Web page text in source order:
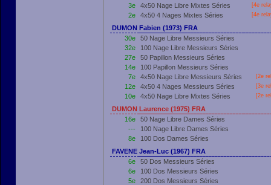
3e 4x50 Nage Libre Mixtes Séries [4e
2e 4x50 4 Nages Mixtes Séries [4e
DUMON Fabien (1973) FRA
30e
50 Nage Libre Messieurs Séries
32e
100 Nage Libre Messieurs Séries
27e
50 Papillon Messieurs Séries
14e
100 Papillon Messieurs Séries
7e
4x50 Nage Libre Messieurs Séries [2e
12e 4x50 4 Nages Messieurs Séries [3e
10e 4x50 Nage Libre Mixtes Séries [2e
DUMON Laurence (1975) FRA
16e
50 Nage Libre Dames Séries
---
100 Nage Libre Dames Séries
8e
100 Dos Dames Séries
FAVENE Jean-Luc (1967) FRA
6e
50 Dos Messieurs Séries
6e
100 Dos Messieurs Séries
5e
200 Dos Messieurs Séries